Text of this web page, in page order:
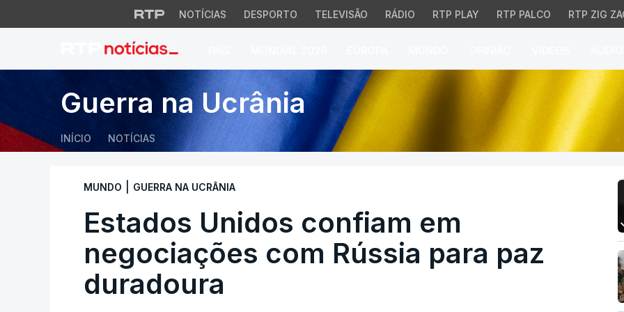
NOTÍCIAS DESPORTO TELEVISÃO RÁDIO RTP PLAY RTP PALCO RTP ZIG
Estados Unidos confiam em
Guerra na Ucrânia
INÍCIO NOTÍCIAS
MUNDO GUERRA NA UCRÂNIA
Estados Unidos confiam em
negociações com Rússia para paz
duradoura